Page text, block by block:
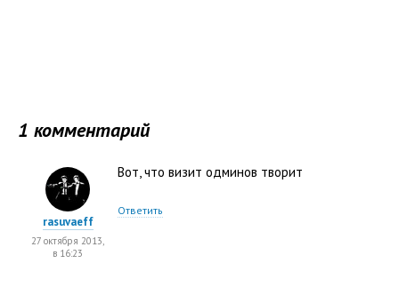
1 комментарий
Вот, что визит одминов творит
Ответить
rasuvaeff
27 октября 2013,
в 16:23